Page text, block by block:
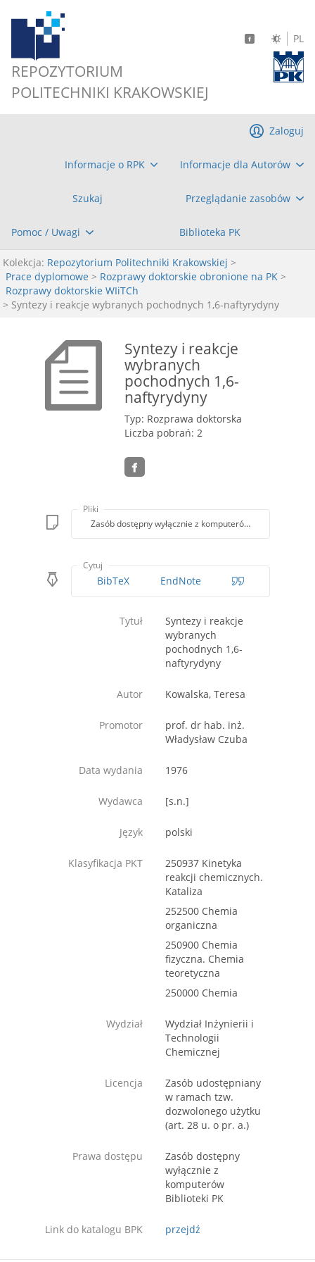
REPOZYTORIUM
POLITECHNIKI KRAKOWSKIEJ
PL
Informacje o RPK Informacje dla Autorów
Szukaj Przeglądanie zasobów
Pomoc / Uwagi Biblioteka PK
Zaloguj
Kolekcja: Repozytorium Politechniki Krakowskiej >
Prace dyplomowe > Rozprawy doktorskie obronione na PK >
Rozprawy doktorskie WIiTCh
> Syntezy i reakcje wybranych pochodnych 1,6-naftyrydyny
Syntezy i reakcje
wybranych
pochodnych 1,6-
naftyrydyny
Typ: Rozprawa doktorska
Liczba pobrań: 2
Pliki
Zasób dostępny wyłącznie z komputerów Biblioteki PK
Cytuj
BibTeX EndNote
Tytuł
Syntezy i reakcje
wybranych
pochodnych 1,6-
naftyrydyny
Autor Kowalska, Teresa
Promotor
prof. dr hab. inż.
Władysław Czuba
Data wydania 1976
Wydawca [s.n.]
Język polski
Klasyfikacja PKT
250937 Kinetyka
reakcji chemicznych.
Kataliza
252500 Chemia
organiczna
250900 Chemia
fizyczna. Chemia
teoretyczna
250000 Chemia
Wydział
Wydział Inżynierii i
Technologii
Chemicznej
Licencja
Zasób udostępniany
w ramach tzw.
dozwolonego użytku
(art. 28 u. o pr. a.)
Prawa dostępu
Zasób dostępny
wyłącznie z
komputerów
Biblioteki PK
Link do katalogu BPK przejdź